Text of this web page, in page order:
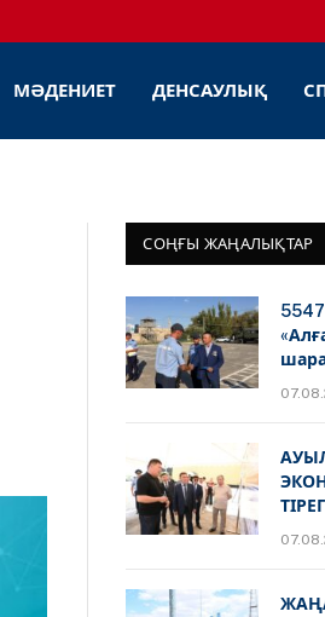
МӘДЕНИЕТ ДЕНСАУЛЫҚ
СОҢҒЫ ЖАҢАЛЫҚТАР